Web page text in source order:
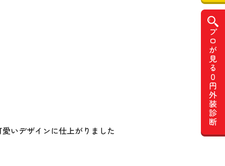
いデザインに仕上がりました